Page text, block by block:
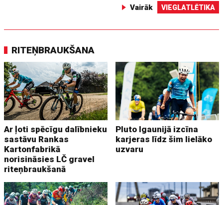
Vairāk VIEGLATLĒTIKA
RITEŅBRAUKŠANA
Ar ļoti spēcīgu dalībnieku
sastāvu Rankas
Kartonfabrikā
norisināsies LČ gravel
riteņbraukšanā
Pluto Igaunijā izcīna
karjeras līdz šim lielāko
uzvaru